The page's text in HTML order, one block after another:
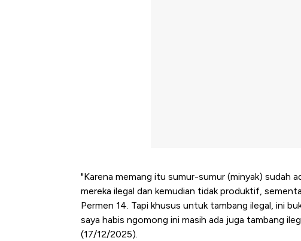
"Karena memang itu sumur-sumur (minyak) sudah
mereka ilegal dan kemudian tidak produktif,
Permen 14. Tapi khusus untuk tambang ilegal, ini
saya habis ngomong ini masih ada juga tambang
(17/12/2025).